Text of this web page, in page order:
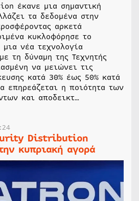
έκανε μια σημαντική
τα δεδομένα στην
αρκετά
κυκλοφόρησε το
νέα τεχνολογία
τη δύναμη της Τεχνητής
να μειώνει τις
κατά 30% έως 50% κατά
επηρεάζεται η ποιότητα των
και αποδεικτ…
Distribution
κυπριακή αγορά